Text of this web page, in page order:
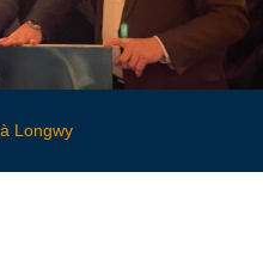
Longwy